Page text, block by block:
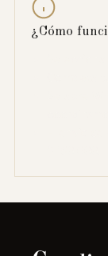
¿Cómo